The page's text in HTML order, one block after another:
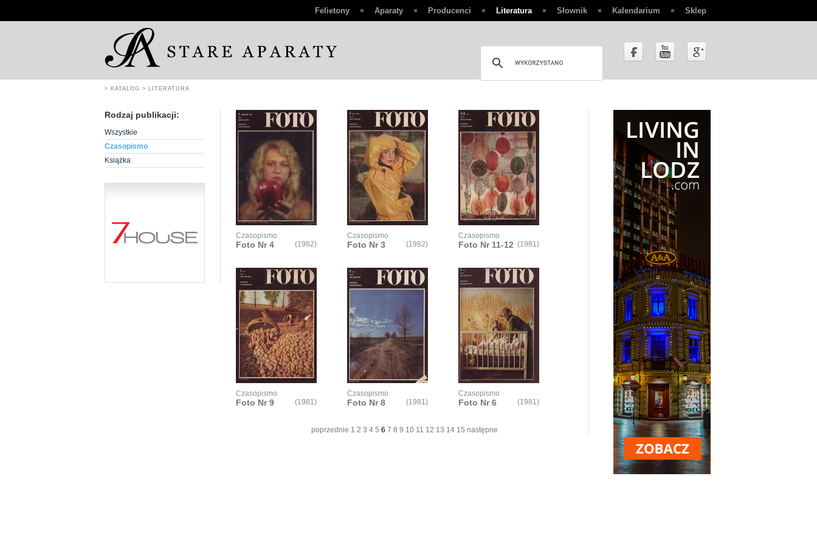
Felietony Aparaty Producenci Literatura Słownik Kalendarium Sklep
> KATALOG > LITERATURA
Rodzaj publikacji:
Wszystkie
Czasopismo
Książka
Czasopismo
Foto Nr 4 (1982)
Czasopismo
Foto Nr 3 (1982)
Czasopismo
Foto Nr 11-12 (1981)
Czasopismo
Foto Nr 9 (1981)
Czasopismo
Foto Nr 8 (1981)
Czasopismo
Foto Nr 6 (1981)
poprzednie 1 2 3 4 5 6 7 8 9 10 11 12 13 14 15 następne